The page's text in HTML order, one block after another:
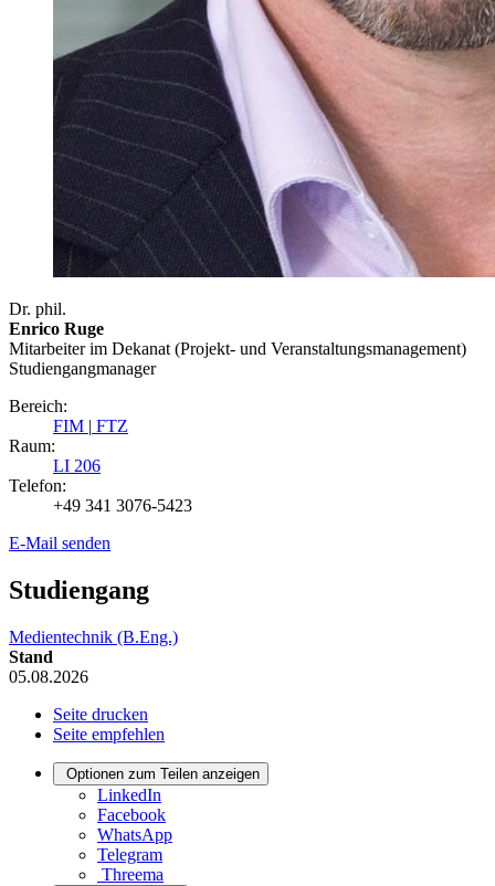
Dr. phil.
Enrico Ruge
Mitarbeiter im Dekanat (Projekt- und Veranstaltungsmanagement)
Studiengangmanager
Bereich:
FIM | FTZ
Raum:
LI 206
Telefon:
+49 341 3076-5423
E-Mail senden
Studiengang
Medientechnik (B.Eng.)
Stand
05.08.2026
Seite drucken
Seite empfehlen
Optionen zum Teilen anzeigen
LinkedIn
Facebook
WhatsApp
Telegram
Threema